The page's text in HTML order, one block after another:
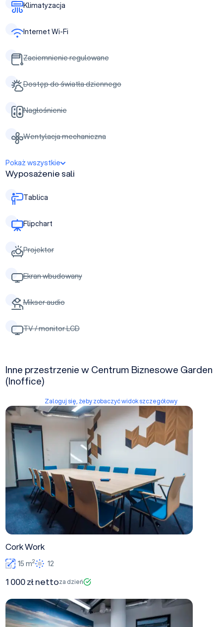
Klimatyzacja
Internet Wi-Fi
Zaciemnienie regulowane
Dostęp do światła dziennego
Nagłośnienie
Wentylacja mechaniczna
Pokaż wszystkie
Wyposażenie sali
Tablica
Flipchart
Projektor
Ekran wbudowany
Mikser audio
TV / monitor LCD
Inne przestrzenie w Centrum Biznesowe Garden
(Inoffice)
Zaloguj się, żeby zobaczyć widok szczegółowy
Cork Work
Cork Work
15 m2 12
1 000 zł nettoza dzień
Canion